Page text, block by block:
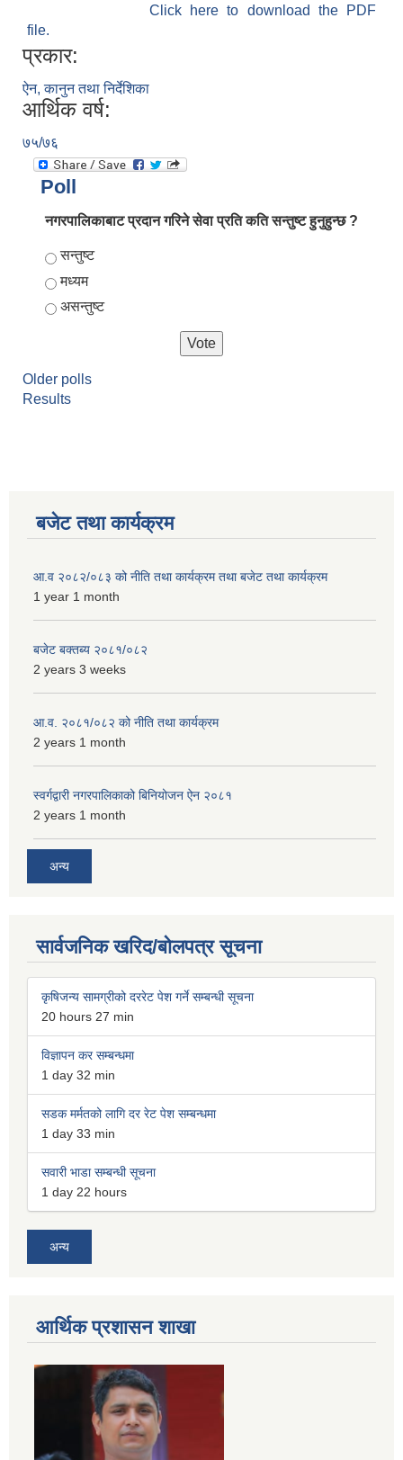
Click here to download the PDF
file.
प्रकार:
ऐन, कानुन तथा निर्देशिका
आर्थिक वर्ष:
७५/७६
Poll
नगरपालिकाबाट प्रदान गरिने सेवा प्रति कति सन्तुष्ट हुनुहुन्छ ?
Choices
सन्तुष्ट
मध्यम
असन्तुष्ट
Older polls
Results
बजेट तथा कार्यक्रम
आ.व २०८२/०८३ को नीति तथा कार्यक्रम तथा बजेट तथा कार्यक्रम
1 year 1 month
बजेट बक्तब्य २०८१/०८२
2 years 3 weeks
आ.व. २०८१/०८२ को नीति तथा कार्यक्रम
2 years 1 month
स्वर्गद्वारी नगरपालिकाको बिनियोजन ऐन २०८१
2 years 1 month
अन्य
सार्वजनिक खरिद/बोलपत्र सूचना
कृषिजन्य सामग्रीको दररेट पेश गर्ने सम्बन्धी सूचना
20 hours 27 min
विज्ञापन कर सम्बन्धमा
1 day 32 min
सडक मर्मतको लागि दर रेट पेश सम्बन्धमा
1 day 33 min
सवारी भाडा सम्बन्धी सूचना
1 day 22 hours
अन्य
आर्थिक प्रशासन शाखा